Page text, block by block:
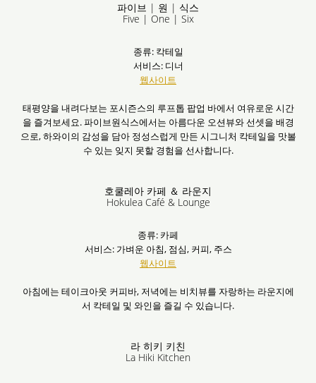
파이브 | 원 | 식스
Five | One | Six
종류: 칵테일
서비스: 디너
웹사이트
태평양을 내려다보는 포시즌스의 루프톱 팝업 바에서 여유로운 시간
을 즐겨보세요. 파이브원식스에서는 아름다운 오션뷰와 선셋을 배경
으로, 하와이의 감성을 담아 정성스럽게 만든 시그니처 칵테일을 맛볼
수 있는 잊지 못할 경험을 선사합니다.
호쿨레아 카페 ＆ 라운지
Hokulea Café & Lounge
종류: 카페
서비스: 가벼운 아침, 점심, 커피, 주스
웹사이트
아침에는 테이크아웃 커피바, 저녁에는 비치뷰를 자랑하는 라운지에
서 칵테일 및 와인을 즐길 수 있습니다.
라 히키 키친
La Hiki Kitchen